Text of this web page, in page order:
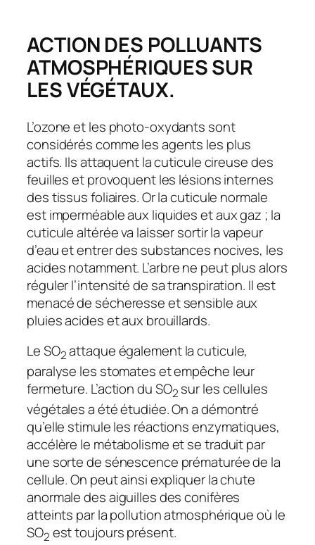
ACTION DES POLLUANTS
ATMOSPHÉRIQUES SUR
LES VÉGÉTAUX.
L’ozone et les photo-oxydants sont
considérés comme les agents les plus
actifs. Ils attaquent la cuticule cireuse des
feuilles et provoquent les lésions internes
des tissus foliaires. Or la cuticule normale
est imperméable aux liquides et aux gaz ; la
cuticule altérée va laisser sortir la vapeur
d’eau et entrer des substances nocives, les
acides notamment. L’arbre ne peut plus alors
réguler l’intensité de sa transpiration. Il est
menacé de sécheresse et sensible aux
pluies acides et aux brouillards.
Le SO2attaque également la cuticule,
paralyse les stomates et empêche leur
fermeture. L’action du SO2 sur les cellules
végétales a été étudiée. On a démontré
qu’elle stimule les réactions enzymatiques,
accélère le métabolisme et se traduit par
une sorte de sénescence prématurée de la
cellule. On peut ainsi expliquer la chute
anormale des aiguilles des conifères
atteints par la pollution atmosphérique où le
SO2 est toujours présent.